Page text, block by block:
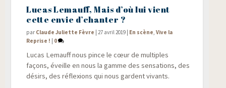
Lucas Lemauff, Mais d’où lui vient
cette envie d’chanter ?
par Claude Juliette Fèvre |27 avril 2019 | En scène ,Vive la
Reprise ! | 0
Lucas Lemauff nous pince le cœur de mul­tiples
façons, éveille en nous la gamme des sen­sa­tions, des
dési­rs, des réflexions qui nous gardent vivants.